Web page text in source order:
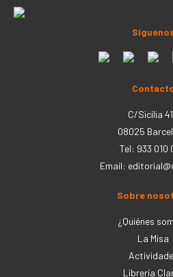
C/Sicília
08025
Tel: 933 010
Email:
Sobre
¿Quiénes
La Misa
Librería